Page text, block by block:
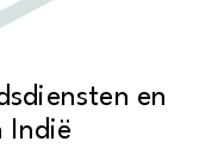
en
Indië